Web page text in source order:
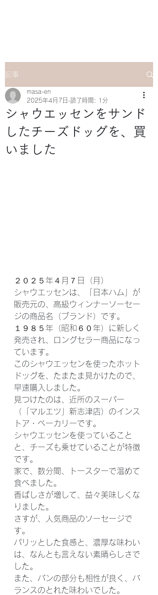
記事
シャウエッセンをサンド
したチーズドッグを、買
いました
masa-en
2025年4月7日 読了時間: 1分
２０２５年４月７日（月）
シャウエッセンは、「日本ハム」が
販売元の、高級ウィンナーソーセー
ジの商品名（ブランド）です。
１９８５年（昭和６０年）に新しく
発売され、ロングセラー商品になっ
ています。
このシャウエッセンを使ったホット
ドッグを、たまたま見かけたので、
早速購入しました。
見つけたのは、近所のスーパー
（「マルエツ」新志津店）のインス
トア・ベーカリーです。
シャウエッセンを使っていること
と、チーズも乗せていることが特徴
です。
家で、数分間、トースターで温めて
食べました。
香ばしさが増して、益々美味しくな
りました。
さすが、人気商品のソーセージで
す。
パリッとした食感と、濃厚な味わい
は、なんとも言えない素晴らしさで
した。
また、パンの部分も相性が良く、バ
ランスのとれた味わいでした。